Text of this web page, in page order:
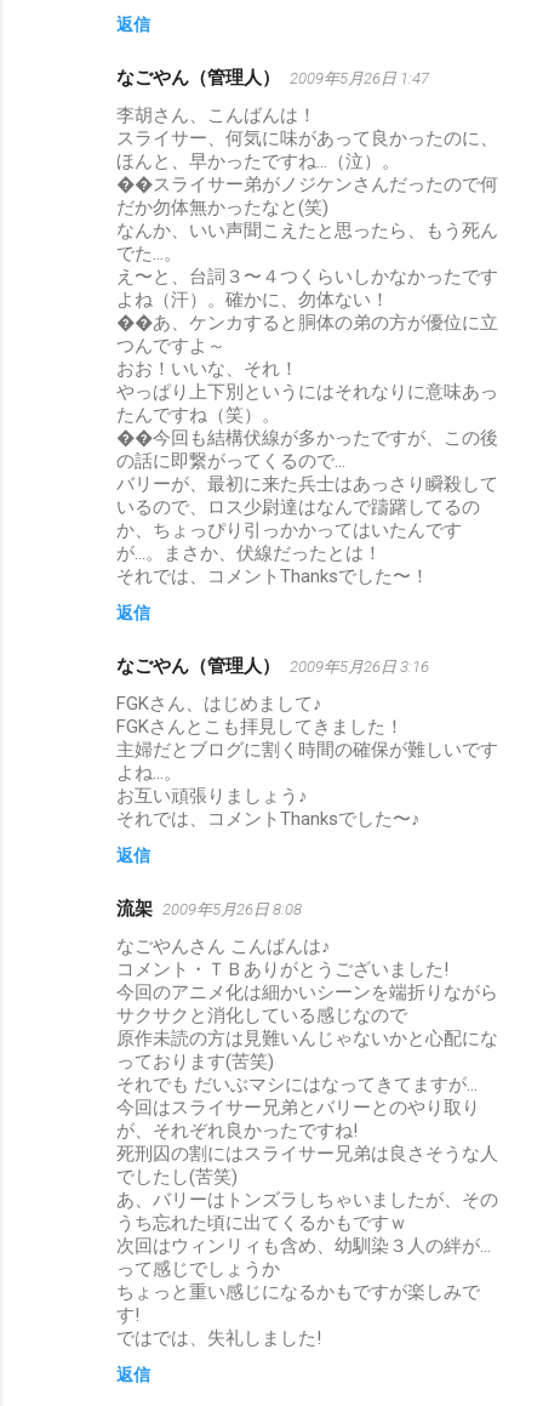
返信
なごやん（管理人） 2009年5月26日 1:47
李胡さん、こんばんは！
スライサー、何気に味があって良かったのに、
ほんと、早かったですね…（泣）。
��スライサー弟がノジケンさんだったので何
だか勿体無かったなと(笑)
なんか、いい声聞こえたと思ったら、もう死ん
でた…。
え〜と、台詞３〜４つくらいしかなかったです
よね（汗）。確かに、勿体ない！
��あ、ケンカすると胴体の弟の方が優位に立
つんですよ～
おお！いいな、それ！
やっぱり上下別というにはそれなりに意味あっ
たんですね（笑）。
��今回も結構伏線が多かったですが、この後
の話に即繋がってくるので…
バリーが、最初に来た兵士はあっさり瞬殺して
いるので、ロス少尉達はなんで躊躇してるの
か、ちょっぴり引っかかってはいたんです
が…。まさか、伏線だったとは！
それでは、コメントThanksでした〜！
返信
なごやん（管理人） 2009年5月26日 3:16
FGKさん、はじめまして♪
FGKさんとこも拝見してきました！
主婦だとブログに割く時間の確保が難しいです
よね…。
お互い頑張りましょう♪
それでは、コメントThanksでした〜♪
返信
流架 2009年5月26日 8:08
なごやんさん こんばんは♪
コメント・ＴＢありがとうございました!
今回のアニメ化は細かいシーンを端折りながら
サクサクと消化している感じなので
原作未読の方は見難いんじゃないかと心配にな
っております(苦笑)
それでも だいぶマシにはなってきてますが…
今回はスライサー兄弟とバリーとのやり取り
が、それぞれ良かったですね!
死刑囚の割にはスライサー兄弟は良さそうな人
でしたし(苦笑)
あ、バリーはトンズラしちゃいましたが、その
うち忘れた頃に出てくるかもですｗ
次回はウィンリィも含め、幼馴染３人の絆が…
って感じでしょうか
ちょっと重い感じになるかもですが楽しみで
す!
ではでは、失礼しました!
返信